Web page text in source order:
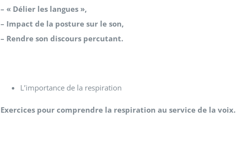
– « Délier les langues »,
– Impact de la posture sur le son,
– Rendre son discours percutant.
L’importance de la respiration
Exercices pour comprendre la respiration au service de la voix.